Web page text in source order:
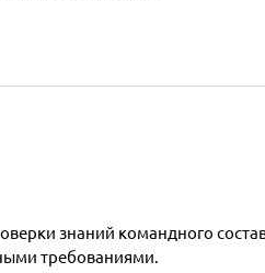
знаний командного
требованиями.